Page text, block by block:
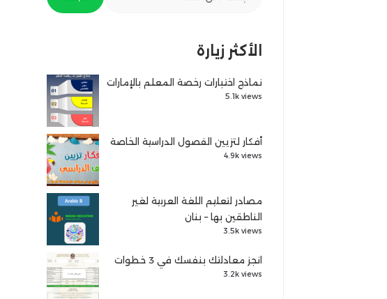
الأكثر زيارة
نماذج اختبارات رخصة المعلم بالإمارات
5.1k views
أفكار لتزيين الفصول الدراسية الخاصة
4.9k views
مصادر لتعليم اللغة العربية لغير
الناطقين بها – بنان
3.5k views
انجز معادلتك بنفسك في 3 خطوات
3.2k views